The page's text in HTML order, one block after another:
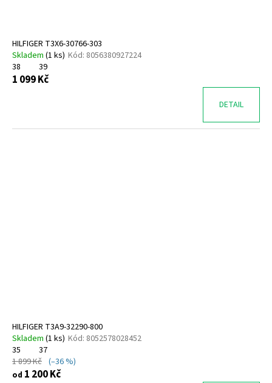
HILFIGER T3X6-30766-303
Skladem (1 ks) Kód: 8056380927224
38
39
1 099 Kč
DETAIL
HILFIGER T3A9-32290-800
Skladem (1 ks) Kód: 8052578028452
35
37
1 899 Kč (–36 %)
od 1 200 Kč